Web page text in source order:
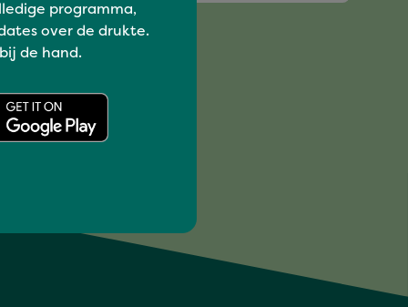
programma,
over de drukte.
de hand.